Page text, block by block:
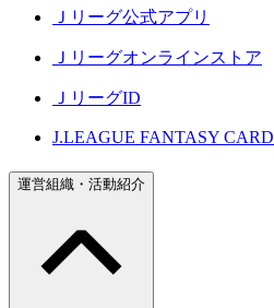
Ｊリーグ公式アプリ
Ｊリーグオンラインストア
ＪリーグID
J.LEAGUE FANTASY CARD
運営組織・活動紹介